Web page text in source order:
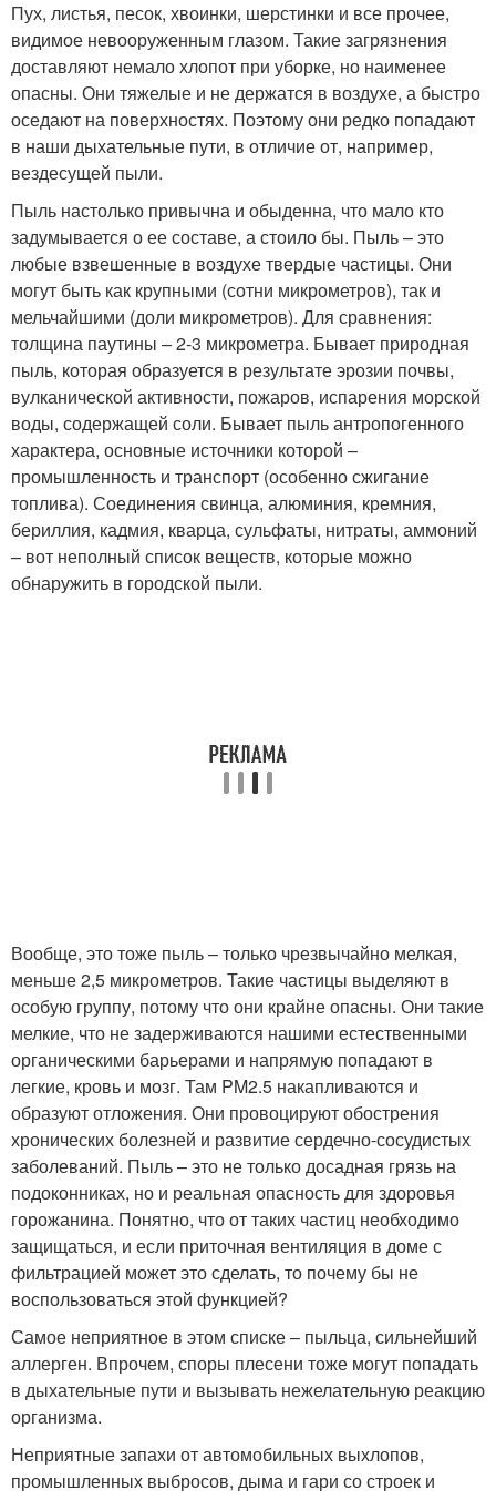
Пух, листья, песок, хвоинки, шерстинки и все прочее,
видимое невооруженным глазом. Такие загрязнения
доставляют немало хлопот при уборке, но наименее
опасны. Они тяжелые и не держатся в воздухе, а быстро
оседают на поверхностях. Поэтому они редко попадают
в наши дыхательные пути, в отличие от, например,
вездесущей пыли.
Пыль настолько привычна и обыденна, что мало кто
задумывается о ее составе, а стоило бы. Пыль – это
любые взвешенные в воздухе твердые частицы. Они
могут быть как крупными (сотни микрометров), так и
мельчайшими (доли микрометров). Для сравнения:
толщина паутины – 2-3 микрометра. Бывает природная
пыль, которая образуется в результате эрозии почвы,
вулканической активности, пожаров, испарения морской
воды, содержащей соли. Бывает пыль антропогенного
характера, основные источники которой –
промышленность и транспорт (особенно сжигание
топлива). Соединения свинца, алюминия, кремния,
бериллия, кадмия, кварца, сульфаты, нитраты, аммоний
– вот неполный список веществ, которые можно
обнаружить в городской пыли.
Вообще, это тоже пыль – только чрезвычайно мелкая,
меньше 2,5 микрометров. Такие частицы выделяют в
особую группу, потому что они крайне опасны. Они такие
мелкие, что не задерживаются нашими естественными
органическими барьерами и напрямую попадают в
легкие, кровь и мозг. Там PM2.5 накапливаются и
образуют отложения. Они провоцируют обострения
хронических болезней и развитие сердечно-сосудистых
заболеваний. Пыль – это не только досадная грязь на
подоконниках, но и реальная опасность для здоровья
горожанина. Понятно, что от таких частиц необходимо
защищаться, и если приточная вентиляция в доме с
фильтрацией может это сделать, то почему бы не
воспользоваться этой функцией?
Самое неприятное в этом списке – пыльца, сильнейший
аллерген. Впрочем, споры плесени тоже могут попадать
в дыхательные пути и вызывать нежелательную реакцию
организма.
Неприятные запахи от автомобильных выхлопов,
промышленных выбросов, дыма и гари со строек и